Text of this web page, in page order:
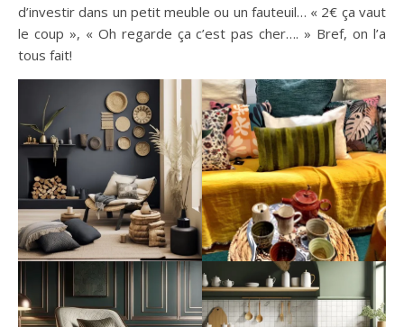
d’investir dans un petit meuble ou un fauteuil… « 2€ ça vaut
le coup », « Oh regarde ça c’est pas cher…. » Bref, on l’a
tous fait!